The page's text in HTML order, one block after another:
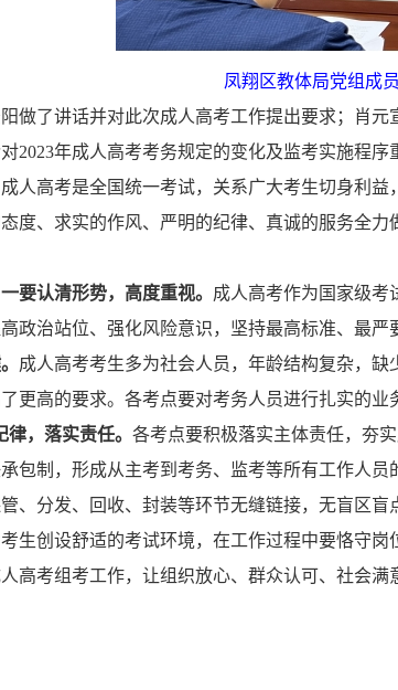
凤翔区教体局党组成
做了讲话并对此次成人高考工作提出要求；肖
2023年成人高考考务规定的变化及监考实施程序
人高考是全国统一考试，关系广大考生切身利
度、求实的作风、严明的纪律、真诚的服务全力
一要认清形势，高度重视。 成人高考作为国家级考
政治站位、强化风险意识，坚持最高标准、最
成人高考考生多为社会人员，年龄结构复杂，
更高的要求。各考点要对考务人员进行扎实的
律，落实责任。 各考点要积极落实主体责任，夯
包制，形成从主考到考务、监考等所有工作人
、分发、回收、封装等环节无缝链接，无盲区盲
生创设舒适的考试环境，在工作过程中要恪守
高考组考工作，让组织放心、群众认可、社会满